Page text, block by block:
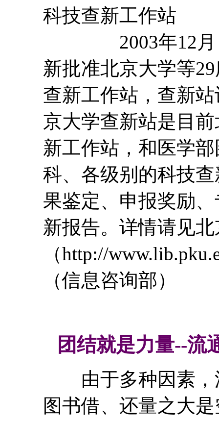
科技查新工作站
2003年12月，
新批准北京大学等
查新工作站，查新
京大学查新站是目
新工作站，和医学
科、各级别的科技
果鉴定、申报奖励
新报告。详情请见
（http://
（信息咨询部）
团结就是力量--流
由于多种因素，
图书借、还量之大